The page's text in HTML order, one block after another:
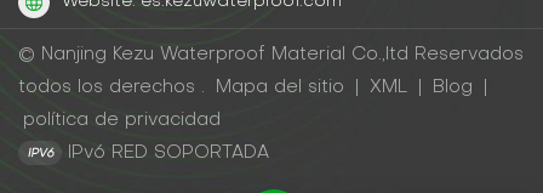
© Nanjing Kezu Waterproof Material Co.,ltd Reservados
todos los derechos .
Mapa del sitio XML Blog
política de privacidad
IPv6 RED SOPORTADA